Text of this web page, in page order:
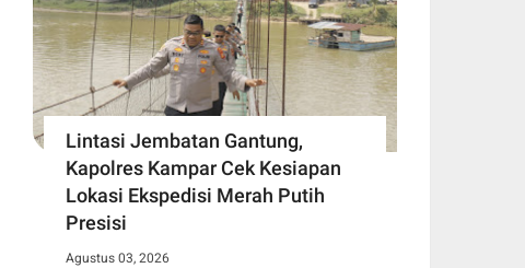
Lintasi Jembatan Gantung,
Kapolres Kampar Cek Kesiapan
Lokasi Ekspedisi Merah Putih
Presisi
Agustus 03, 2026